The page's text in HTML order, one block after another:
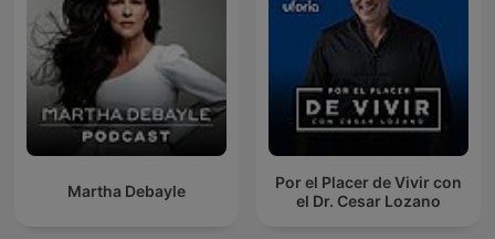
Martha Debayle
Por el Placer de Vivir con
el Dr. Cesar Lozano